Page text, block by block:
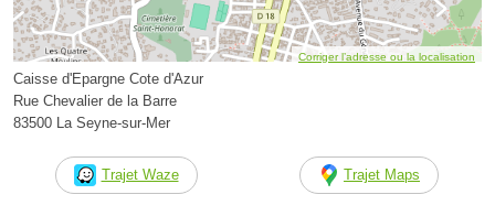
Corriger l’adresse ou la localisation
Caisse d'Epargne Cote d'Azur
Rue Chevalier de la Barre
83500 La Seyne-sur-Mer
Trajet Waze Trajet Maps